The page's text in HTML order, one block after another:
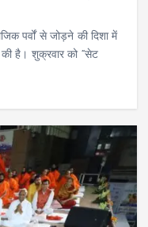
पर्वों से जोड़ने की दिशा में
की है। शुक्रवार को “सेट